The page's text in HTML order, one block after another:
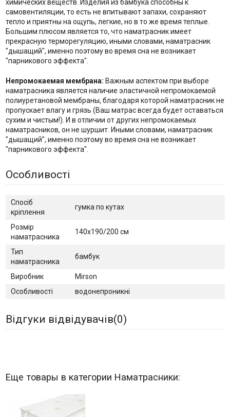
химических веществ. Изделия из бамбука способны к
самовентиляции, то есть не впитывают запахи, сохраняют
тепло и приятны на ощупь, легкие, но в то же время теплые.
Большим плюсом является то, что наматрасник имеет
прекрасную терморегуляцию, иными словами, наматрасник
"дышащий", именно поэтому во время сна не возникает
"парникового эффекта".
Непромокаемая мембрана: Важным аспектом при выборе
наматрасника является наличие эластичной непромокаемой
полиуретановой мембраны, благодаря которой наматрасник не
пропускает влагу и грязь (Ваш матрас всегда будет оставаться
сухим и чистым!). И в отличии от других непромокаемых
наматрасников, он не шуршит. Иными словами, наматрасник
"дышащий", именно поэтому во время сна не возникает
"парникового эффекта".
Особливості
Спосіб
кріплення
гумка по кутах
Розмір
наматрасника
140х190/200 см
Тип
наматрасника
бамбук
Виробник
Mirson
Особливості
водонепроникні
Відгуки відвідувачів(0)
Еще товары в категории Наматрасники: